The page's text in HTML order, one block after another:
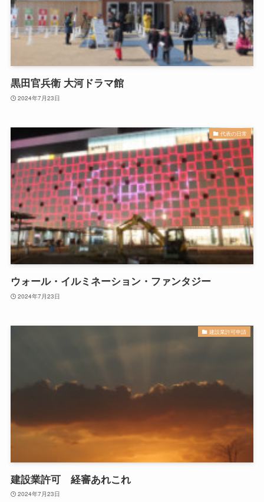
黒田官兵衛 大河ドラマ館
2024年7月23日
代表の日常
ウォール・イルミネーション・ファンタジー
2024年7月23日
建設業許可申請
建設業許可 経審あれこれ
2024年7月23日